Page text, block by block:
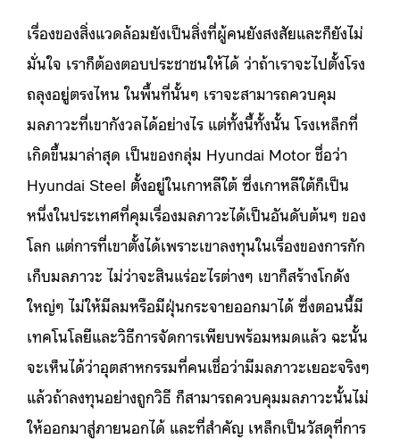
เรื่องของสิ่งแวดล้อมยังเป็นสิ่งที่ผู้คนยังสงสัยและก็ยังไม่
มั่นใจ เราก็ต้องตอบประชาชนให้ได้ ว่าถ้าเราจะไปตั้งโรง
ถลุงอยู่ตรงไหน ในพื้นที่นั้นๆ เราจะสามารถควบคุม
มลภาวะที่เขากังวลได้อย่างไร แต่ทั้งนี้ทั้งนั้น โรงเหล็กที่
เกิดขึ้นมาล่าสุด เป็นของกลุ่ม Hyundai Motor ชื่อว่า
Hyundai Steel ตั้งอยู่ในเกาหลีใต้ ซึ่งเกาหลีใต้ก็เป็น
หนึ่งในประเทศที่คุมเรื่องมลภาวะได้เป็นอันดับต้นๆ ของ
โลก แต่การที่เขาตั้งได้เพราะเขาลงทุนในเรื่องของการกัก
เก็บมลภาวะ ไม่ว่าจะสินแร่อะไรต่างๆ เขาก็สร้างโกดัง
ใหญ่ๆ ไม่ให้มีลมหรือมีฝุ่นกระจายออกมาได้ ซึ่งตอนนี้มี
เทคโนโลยีและวิธีการจัดการเพียบพร้อมหมดแล้ว ฉะนั้น
จะเห็นได้ว่าอุตสาหกรรมที่คนเชื่อว่ามีมลภาวะเยอะจริงๆ
แล้วถ้าลงทุนอย่างถูกวิธี ก็สามารถควบคุมมลภาวะนั้นไม่
ให้ออกมาสู่ภายนอกได้ และที่สำคัญ เหล็กเป็นวัสดุที่การ